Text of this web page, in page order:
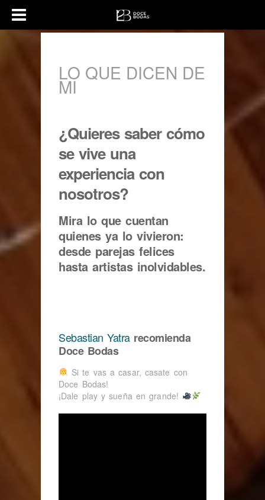
LO QUE DICEN DE
MI
¿Quieres saber cómo
se vive una
experiencia con
nosotros?
Mira lo que cuentan
quienes ya lo vivieron:
desde parejas felices
hasta artistas inolvidables.
Sebastian Yatrarecomienda
Doce Bodas
Si te vas a casar, casate con
Doce Bodas!
¡Dale play y sueña en grande!